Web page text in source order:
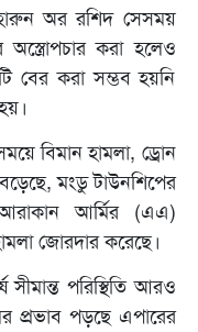
অর রশিদ সেসময়
অস্ত্রোপচার করা হলেও
বের করা সম্ভব হয়নি
বিমান হামলা, ড্রোন
মংডু টাউনশিপের
আর্মির (এএ)
জোরদার করেছে।
সীমান্ত পরিস্থিতি আরও
প্রভাব পড়ছে এপারের